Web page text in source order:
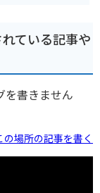
ている記事や
を書きません
の場所の記事を書く